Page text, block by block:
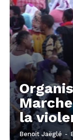
la
Benoit Jaëglé -